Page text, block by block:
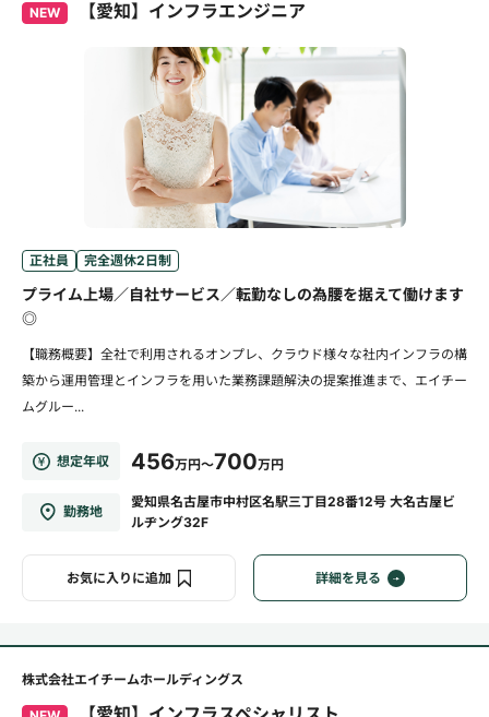
NEW 【愛知】インフラエンジニア
正社員 完全週休2日制
プライム上場／自社サービス／転勤なしの為腰を据えて働けます
◎
【職務概要】全社で利用されるオンプレ、クラウド様々な社内インフラの構
築から運用管理とインフラを用いた業務課題解決の提案推進まで、エイチー
ムグルー...
想定年収 456万円～700万円
勤務地
愛知県名古屋市中村区名駅三丁目28番12号 大名古屋ビ
ルヂング32F
お気に入りに追加 詳細を見る
株式会社エイチームホールディングス